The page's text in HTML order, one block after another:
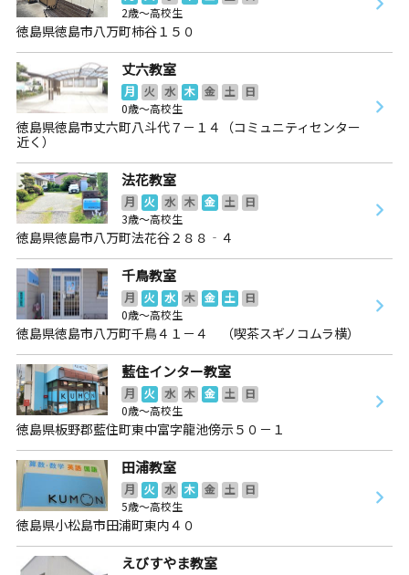
2歳～高校生
徳島県徳島市八万町柿谷１５０
丈六教室
月 火 水 木 金 土
日
0歳～高校生
徳島県徳島市丈六町八斗代７－１４（コミュニティセンター
近く）
法花教室
月 火 水 木 金 土
日
3歳～高校生
徳島県徳島市八万町法花谷２８８‐４
千鳥教室
月 火 水 木 金 土
日
0歳～高校生
徳島県徳島市八万町千鳥４１－４ （喫茶スギノコムラ横）
藍住インター教室
月 火 水 木 金 土
日
0歳～高校生
徳島県板野郡藍住町東中富字龍池傍示５０－１
田浦教室
月 火 水 木 金 土
日
5歳～高校生
徳島県小松島市田浦町東内４０
えびすやま教室